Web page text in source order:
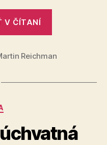
V ČÍTANÍ
panvy“
Reichman